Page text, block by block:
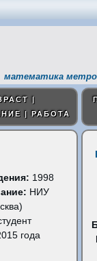
математика
|
| РАБОТА
1998
НИУ
года